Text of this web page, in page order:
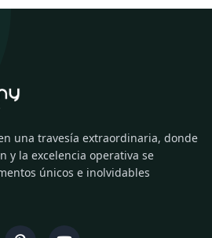
una travesía extraordinaria, donde
y la excelencia operativa se
únicos e inolvidables